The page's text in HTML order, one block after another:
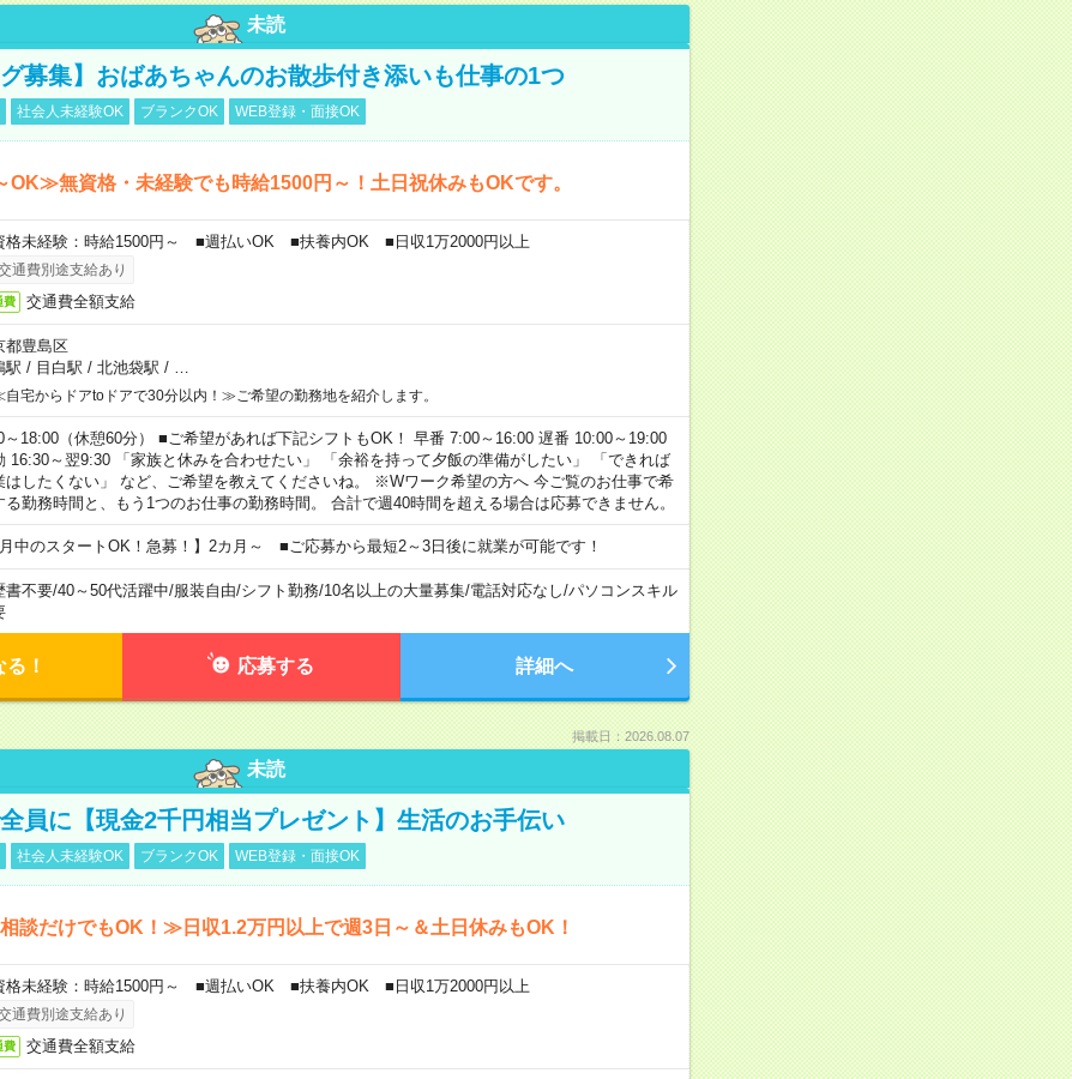
未読
グ募集】おばあちゃんのお散歩付き添いも仕事の1つ
社会人未経験OK ブランクOK WEB登録・面接OK
無資格・未経験でも時給1500円～！土日祝休みもOKです。
格未経験：時給1500円～ ■週払いOK ■扶養内OK ■日収1万2000円以上
通費別途支給あり
費 交通費全額支給
都豊島区
駅 / 目白駅 / 北池袋駅 /
宅からドアtoドアで30分以内！≫ご希望の勤務地を紹介します。
～18:00（休憩60分） ■ご希望があれば下記シフトもOK！ 早番 7:00～16:00 遅番 10:00～19:00
16:30～翌9:30 「家族と休みを合わせたい」 「余裕を持って夕飯の準備がしたい」 「できれば
はしたくない」 など、ご希望を教えてくださいね。 ※Wワーク希望の方へ 今ご覧のお仕事で希
る勤務時間と、もう1つのお仕事の勤務時間。 合計で週40時間を超える場合は応募できません。
月中のスタートOK！急募！】2カ月～ ■ご応募から最短2～3日後に就業が可能です！
書不要/40～50代活躍中/服装自由/シフト勤務/10名以上の大量募集/電話対応なし/パソコンスキル
！ 応募する 詳細へ
掲載日：2026.08.07
未読
員に【現金2千円相当プレゼント】生活のお手伝い
社会人未経験OK ブランクOK WEB登録・面接OK
談だけでもOK！≫日収1.2万円以上で週3日～＆土日休みもOK！
格未経験：時給1500円～ ■週払いOK ■扶養内OK ■日収1万2000円以上
通費別途支給あり
費 交通費全額支給